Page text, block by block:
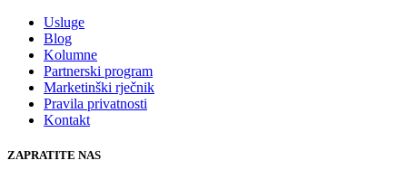
Usluge
Blog
Kolumne
Partnerski program
Marketinški rječnik
Pravila privatnosti
Kontakt
ZAPRATITE NAS